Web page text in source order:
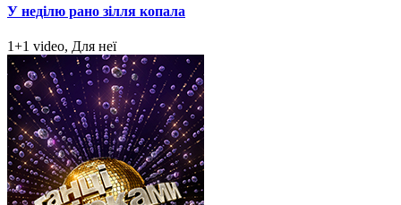
У неділю рано зілля копала
1+1 video, Для неї